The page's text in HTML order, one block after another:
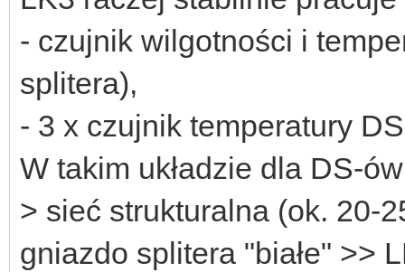
- czujnik wilgotności i
splitera),
- 3 x czujnik temperatury
W takim układzie dla DS-
> sieć strukturalna (ok. 20-
gniazdo splitera "białe" >>